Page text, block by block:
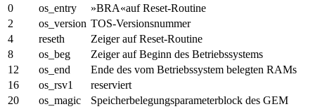
0
os_entry
»BRA«auf Reset-Routine
2
os_version TOS-Versionsnummer
4
reseth
Zeiger auf Reset-Routine
8
os_beg
Zeiger auf Beginn des Betriebssystems
12
os_end
Ende des vom Betriebssystem belegten RAMs
16
os_rsv1
reserviert
20
os_magic
Speicherbelegungsparameterblock des GEM